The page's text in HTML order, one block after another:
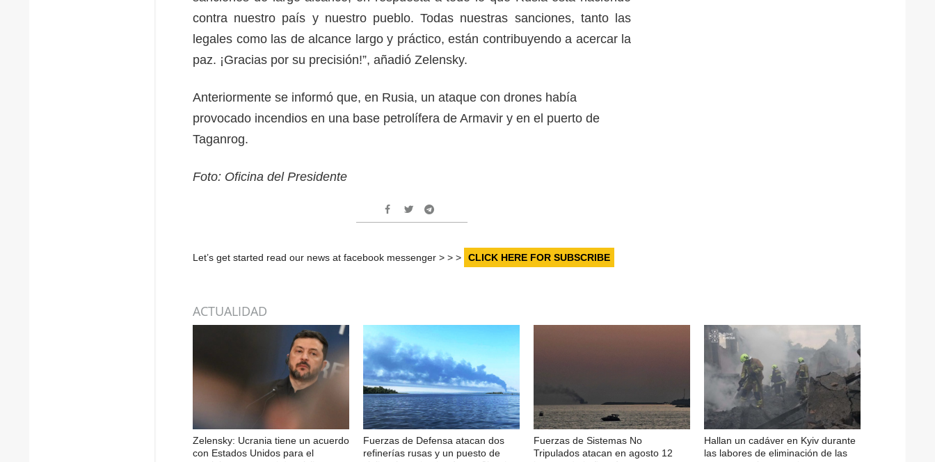
contra nuestro país y nuestro pueblo. Todas nuestras sanciones, tanto las
legales como las de alcance largo y práctico, están contribuyendo a acercar la
paz. ¡Gracias por su precisión!”, añadió Zelensky.
Anteriormente se informó que, en Rusia, un ataque con drones había
provocado incendios en una base petrolífera de Armavir y en el puerto de
Taganrog.
Foto: Oficina del Presidente
Let’s get started read our news at facebook messenger > > > CLICK HERE FOR SUBSCRIBE
ACTUALIDAD
Zelensky: Ucrania tiene un acuerdo
con Estados Unidos para el
Fuerzas de Defensa atacan dos
refinerías rusas y un puesto de
Fuerzas de Sistemas No
Tripulados atacan en agosto 12
Hallan un cadáver en Kyiv durante
las labores de eliminación de las